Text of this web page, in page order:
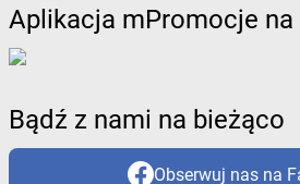
Aplikacja mPromocje
Bądź z nami na bieżąco
Obserwuj nas na